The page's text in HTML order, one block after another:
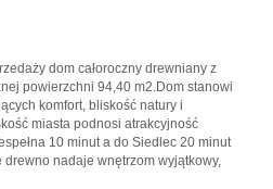
dom całoroczny drewniany z
powierzchni 94,40 m2.Dom stanowi
komfort, bliskość natury i
miasta podnosi atrakcyjność
10 minut a do Siedlec 20 minut
nadaje wnętrzom wyjątkowy,